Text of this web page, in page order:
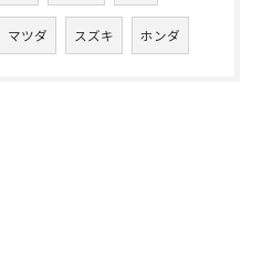
マツダ スズキ ホンダ